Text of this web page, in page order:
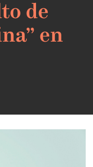
de
en